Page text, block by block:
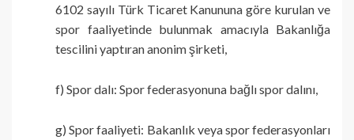
6102 sayılı Türk Ticaret Kanununa göre kurulan ve
spor faaliyetinde bulunmak amacıyla Bakanlığa
tescilini yaptıran anonim şirketi,
f) Spor dalı: Spor federasyonuna bağlı spor dalını,
g) Spor faaliyeti: Bakanlık veya spor federasyonları